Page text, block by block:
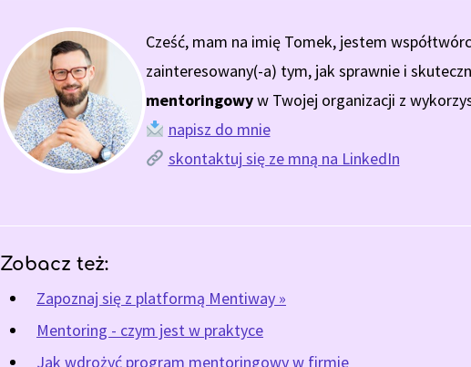
Cześć, mam na imię Tomek, jestem
zainteresowany(-a) tym, jak sprawnie i
mentoringowyw Twojej organizacji z
napisz do mnie
skontaktuj się ze mną na LinkedIn
Zobacz też:
Zapoznaj się z platformą Mentiway »
Mentoring - czym jest w praktyce
Jak wdrożyć program mentoringowy w firmie